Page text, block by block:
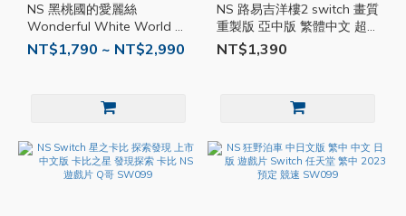
NS 黑桃國的愛麗絲
Wonderful White World 亞
中限定版 Switch 任天堂
SW099
NT$1,790 ~ NT$2,990
NS 路易吉洋樓2 switch 畫質
重製版 亞中版 繁體中文 超
級瑪利歐 Luigi 畫質強化版 Q
NT$1,390